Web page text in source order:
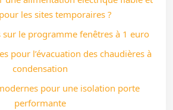
les sites temporaires ?
sur le programme fenêtres à 1 euro
pour l’évacuation des chaudières à
condensation
pour une isolation porte
performante